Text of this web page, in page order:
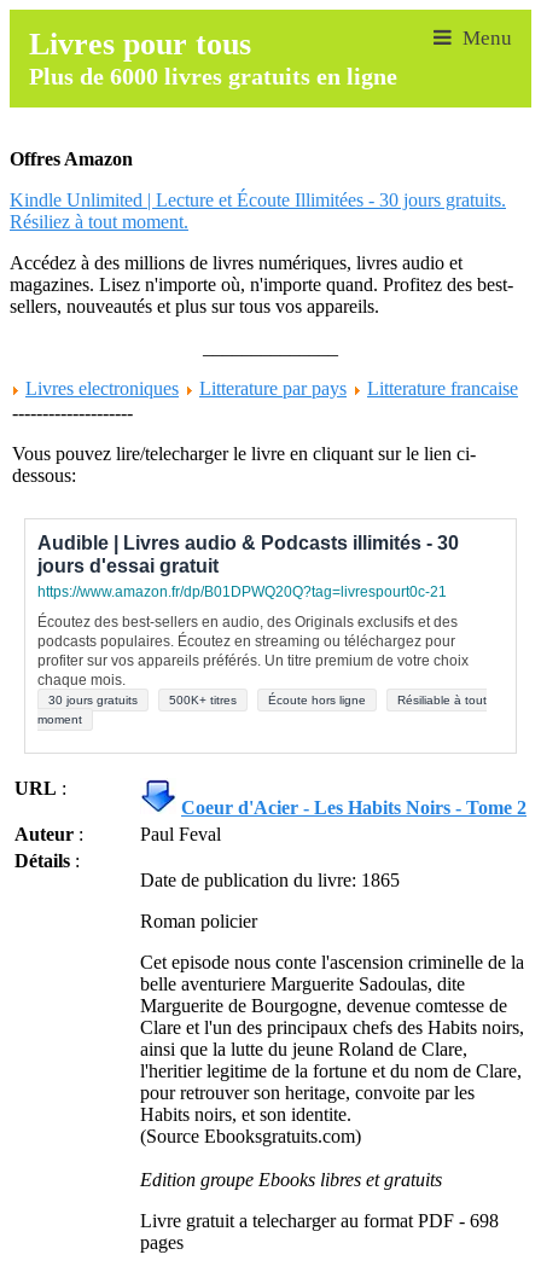
Livres pour tous
Plus de 6000 livres gratuits en ligne
Offres Amazon
Kindle Unlimited | Lecture et Écoute Illimitées - 30 jours gratuits.
Résiliez à tout moment.
Accédez à des millions de livres numériques, livres audio et
magazines. Lisez n'importe où, n'importe quand. Profitez des best-
sellers, nouveautés et plus sur tous vos appareils.
Livres electroniques
Litterature par pays
Litterature francaise
--------------------
Vous pouvez lire/telecharger le livre en cliquant sur le lien ci-
dessous:
Audible | Livres audio & Podcasts illimités - 30
jours d'essai gratuit
https://www.amazon.fr/dp/B01DPWQ20Q?tag=livrespourt0c-21
Écoutez des best-sellers en audio, des Originals exclusifs et des
podcasts populaires. Écoutez en streaming ou téléchargez pour
profiter sur vos appareils préférés. Un titre premium de votre choix
chaque mois.
30 jours gratuits 500K+ titres Écoute hors ligne
Résiliable à tout
moment
URL :
Coeur d'Acier - Les Habits Noirs - Tome 2
Auteur :
Paul Feval
Détails :
Date de publication du livre: 1865
Roman policier
Cet episode nous conte l'ascension criminelle de la
belle aventuriere Marguerite Sadoulas, dite
Marguerite de Bourgogne, devenue comtesse de
Clare et l'un des principaux chefs des Habits noirs,
ainsi que la lutte du jeune Roland de Clare,
l'heritier legitime de la fortune et du nom de Clare,
pour retrouver son heritage, convoite par les
Habits noirs, et son identite.
(Source Ebooksgratuits.com)
Edition groupe Ebooks libres et gratuits
Livre gratuit a telecharger au format PDF - 698
pages